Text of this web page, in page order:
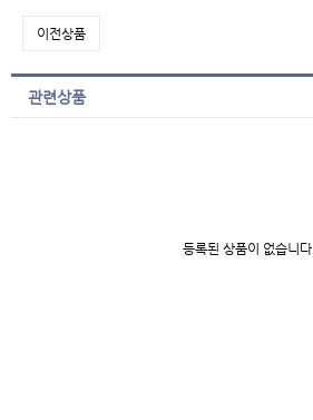
이전상품
관련상품
등록된 상품이 없습니다.